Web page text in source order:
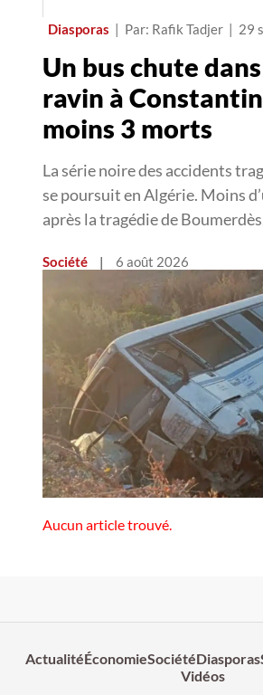
Diasporas | Par: Rafik Tadjer | 29
Un bus chute
ravin à
moins 3 morts
La série noire des accidents
se poursuit en Algérie. Moins
après la tragédie de
Société | 6 août 2026
Aucun article trouvé.
ActualitéÉconomieSociétéDiasporas
Vidéos